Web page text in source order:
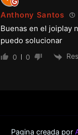
Anthony Santos
Buenas en el joiplay
puedo solucionar
0 0
Pagina creada por